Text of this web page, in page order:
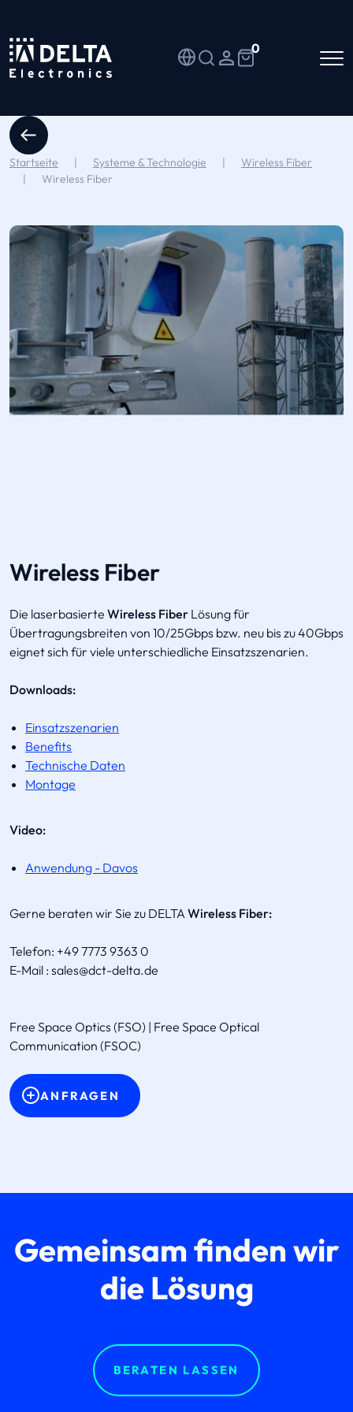
0
Startseite | Systeme & Technologie |
Wireless Fiber
|
Wireless Fiber
Wireless Fiber
Die laserbasierte Wireless Fiber Lösung für
Übertragungsbreiten von 10/25Gbps bzw. neu bis zu 40Gbps
eignet sich für viele unterschiedliche Einsatzszenarien.
Downloads:
Einsatzszenarien
Benefits
Technische Daten
Montage
Video:
Anwendung - Davos
Gerne beraten wir Sie zu DELTAWireless Fiber:
Telefon: +49 7773 9363 0
E-Mail : sales@dct-delta.de
Free Space Optics (FSO) | Free Space Optical
Communication (FSOC)
ANFRAGEN
Gemeinsam finden wir
die Lösung
BERATEN LASSEN